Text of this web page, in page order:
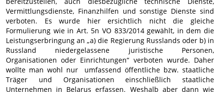
Vermittlungsdienste, Finanzhilfen und sonstige Dienste sind
verboten. Es wurde hier ersichtlich nicht die gleiche
Formulierung wie in Art. 5n VO 833/2014 gewählt, in dem die
Leistungserbringung an „a) die Regierung Russlands oder b) in
Russland niedergelassene juristische Personen,
Organisationen oder Einrichtungen“ verboten wurde. Daher
wollte man wohl nur umfassend öffentliche bzw. staatliche
Träger und Organisationen einschließlich staatliche
Unternehmen in Belarus erfassen. Weshalb aber dann wie